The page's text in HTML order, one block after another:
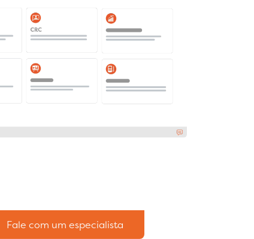
Fale com um especialista